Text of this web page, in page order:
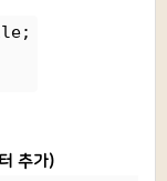
추가)